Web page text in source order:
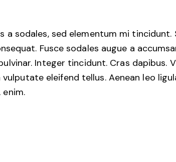
a sodales, sed elementum mi tincidunt.
Fusce sodales augue a
Integer tincidunt. Cras dapibus.
vulputate eleifend tellus. Aenean leo